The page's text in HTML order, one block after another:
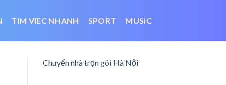
TIM VIEC NHANH SPORT MUSIC
Chuyển nhà trọn gói Hà Nội